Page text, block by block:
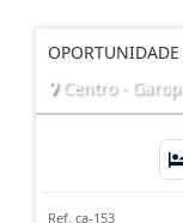
Centro -
Ref. ca-153